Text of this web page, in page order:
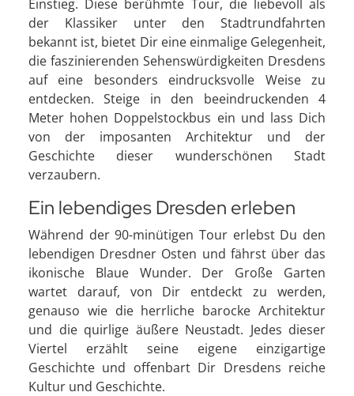
Einstieg. Diese berühmte Tour, die liebevoll als
der Klassiker unter den Stadtrundfahrten
bekannt ist, bietet Dir eine einmalige Gelegenheit,
die faszinierenden Sehenswürdigkeiten Dresdens
auf eine besonders eindrucksvolle Weise zu
entdecken. Steige in den beeindruckenden 4
Meter hohen Doppelstockbus ein und lass Dich
von der imposanten Architektur und der
Geschichte dieser wunderschönen Stadt
verzaubern.
Ein lebendiges Dresden erleben
Während der 90-minütigen Tour erlebst Du den
lebendigen Dresdner Osten und fährst über das
ikonische Blaue Wunder. Der Große Garten
wartet darauf, von Dir entdeckt zu werden,
genauso wie die herrliche barocke Architektur
und die quirlige äußere Neustadt. Jedes dieser
Viertel erzählt seine eigene einzigartige
Geschichte und offenbart Dir Dresdens reiche
Kultur und Geschichte.